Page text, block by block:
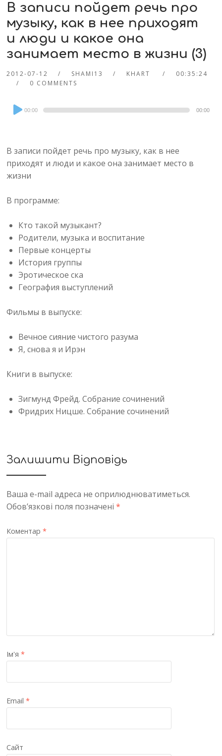
В записи пойдет речь про
музыку, как в нее приходят
и люди и какое она
занимает место в жизни (3)
2012-07-12 SHAMI13 KHART
00:35:24
0 COMMENTS
Audio
Player
00:00 00:00
В записи пойдет речь про музыку, как в нее
приходят и люди и какое она занимает место в
жизни
В программе:
Кто такой музыкант?
Родители, музыка и воспитание
Первые концерты
История группы
Эротическое ска
География выступлений
Фильмы в выпуске:
Вечное сияние чистого разума
Я, снова я и Ирэн
Книги в выпуске:
Зигмунд Фрейд. Собрание сочинений
Фридрих Ницше. Собрание сочинений
Залишити Відповідь
Ваша e-mail адреса не оприлюднюватиметься.
Обов’язкові поля позначені*
Коментар*
Ім'я*
Email*
Сайт